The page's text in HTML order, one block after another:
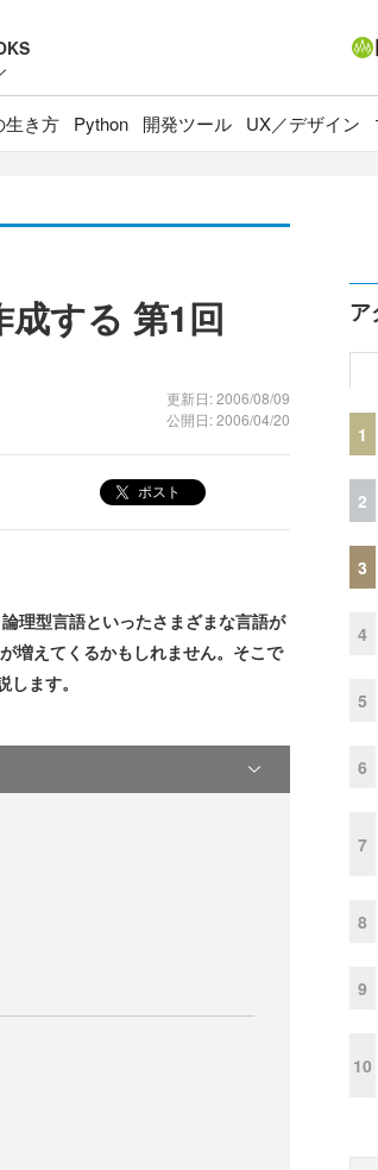
生き方 Python 開発ツール UX／デザイン
する 第1回
更新日: 2006/08/09
公開日: 2006/04/20
ポスト
理型言語といったさまざまな言語が
増えてくるかもしれません。そこで
ます。
ア
1
2
3
4
5
6
7
8
9
10